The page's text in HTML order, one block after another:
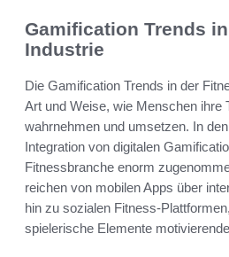
Gamification Trends
Industrie
Die Gamification Trends in der
Art und Weise, wie Menschen ihre
wahrnehmen und umsetzen. In
Integration von digitalen
Fitnessbranche enorm
reichen von mobilen Apps über
hin zu sozialen Fitness-
spielerische Elemente